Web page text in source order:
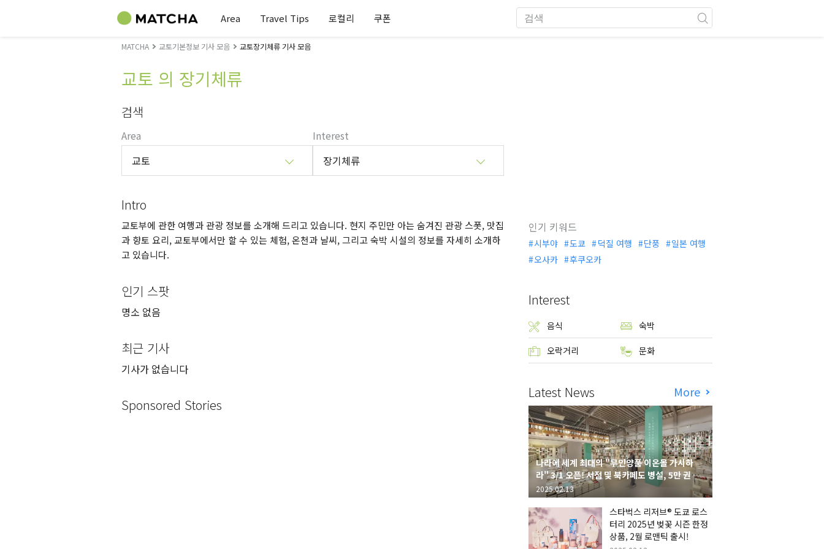
Area Travel Tips 로컬리 쿠폰
MATCHA 교토기본정보 기사 모음 교토장기체류 기사 모음
교토 의 장기체류
검색
Area
교토
Interest
장기체류
Intro
교토부에 관한 여행과 관광 정보를 소개해 드리고 있습니다. 현지 주민만 아는 숨겨진 관광 스폿, 맛집
과 향토 요리, 교토부에서만 할 수 있는 체험, 온천과 날씨, 그리고 숙박 시설의 정보를 자세히 소개하
고 있습니다.
인기 스팟
명소 없음
최근 기사
기사가 없습니다
Sponsored Stories
인기 키워드
시부야 도쿄 덕질 여행 단풍
일본 여행
오사카
후쿠오카
Interest
음식 숙박
오락거리 문화
Latest News More
나라에 세계 최대의 "무인양품 이온몰 가시하
라" 3/1 오픈! 서점 및 북카페도 병설, 5만 권의
"가시하라 서점"도 출점
2025.02.13
스타벅스 리저브® 도쿄 로스
터리 2025년 벚꽃 시즌 한정
상품, 2월 로맨틱 출시!